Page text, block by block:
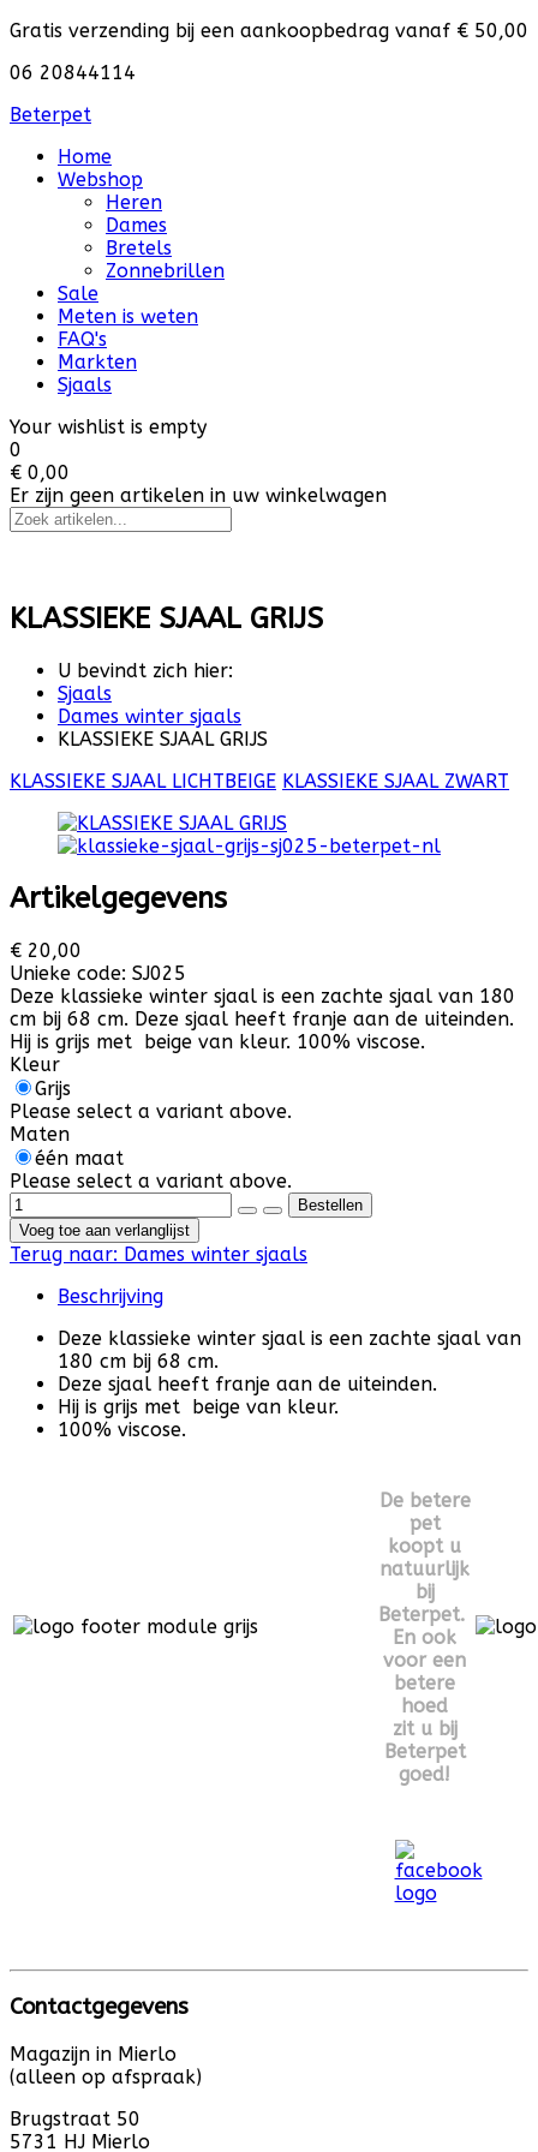
Gratis verzending bij een aankoopbedrag vanaf € 50,00
06 20844114
Beterpet
Home
Webshop
Heren
Dames
Bretels
Zonnebrillen
Sale
Meten is weten
FAQ's
Markten
Sjaals
Your wishlist is empty
0
€ 0,00
Er zijn geen artikelen in uw winkelwagen
KLASSIEKE SJAAL GRIJS
U bevindt zich hier:
Sjaals
Dames winter sjaals
KLASSIEKE SJAAL GRIJS
KLASSIEKE SJAAL LICHTBEIGE KLASSIEKE SJAAL ZWART
Artikelgegevens
€ 20,00
Unieke code: SJ025
Deze klassieke winter sjaal is een zachte sjaal van 180
cm bij 68 cm. Deze sjaal heeft franje aan de uiteinden.
Hij is grijs met beige van kleur. 100% viscose.
Kleur
Grijs
Please select a variant above.
Maten
één maat
Please select a variant above.
Voeg toe aan verlanglijst
Terug naar: Dames winter sjaals
Beschrijving
Deze klassieke winter sjaal is een zachte sjaal van
180 cm bij 68 cm.
Deze sjaal heeft franje aan de uiteinden.
Hij is grijs met beige van kleur.
100% viscose.
De betere
pet
koopt u
natuurlijk
bij
Beterpet.
En ook
voor een
betere
hoed
zit u bij
Beterpet
goed!
Contactgegevens
Magazijn in Mierlo
(alleen op afspraak)
Brugstraat 50
5731 HJ Mierlo